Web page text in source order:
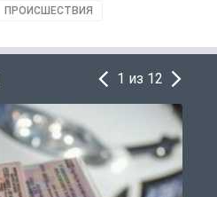
ПРОИСШЕСТВИЯ
1 из 12